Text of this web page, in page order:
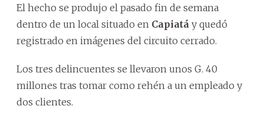
El hecho se produjo el pasado fin de semana
dentro de un local situado en Capiatá y quedó
registrado en imágenes del circuito cerrado.
Los tres delincuentes se llevaron unos G. 40
millones tras tomar como rehén a un empleado y
dos clientes.